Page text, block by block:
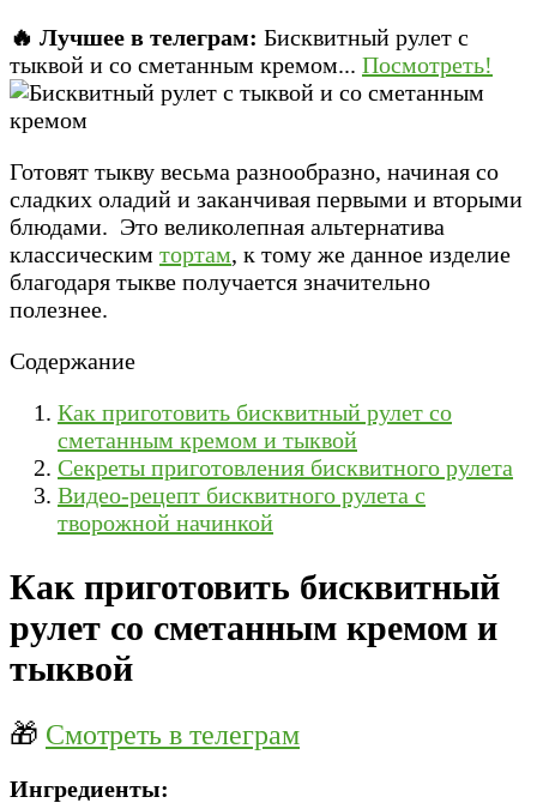
🔥 Лучшее в телеграм: Бисквитный рулет с
тыквой и со сметанным кремом... Посмотреть!
Готовят тыкву весьма разнообразно, начиная со
сладких оладий и заканчивая первыми и вторыми
блюдами. Это великолепная альтернатива
классическим тортам, к тому же данное изделие
благодаря тыкве получается значительно
полезнее.
Содержание
Как приготовить бисквитный рулет со
сметанным кремом и тыквой
Секреты приготовления бисквитного рулета
Видео-рецепт бисквитного рулета с
творожной начинкой
Как приготовить бисквитный
рулет со сметанным кремом и
тыквой
🎁 Смотреть в телеграм
Ингредиенты: